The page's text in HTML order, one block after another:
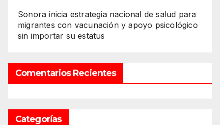
Sonora inicia estrategia nacional de salud para
migrantes con vacunación y apoyo psicológico
sin importar su estatus
Comentarios Recientes
Categorías